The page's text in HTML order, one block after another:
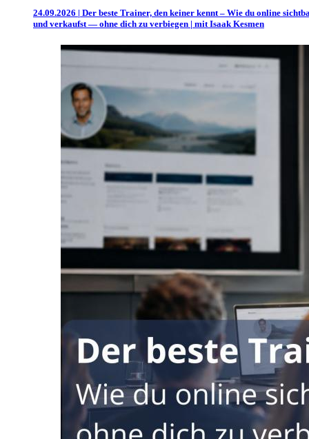
24.09.2026 | Der beste Trainer, den keiner kennt – Wie du online
und verkaufst — ohne dich zu verbiegen | mit Isaak Kesmen